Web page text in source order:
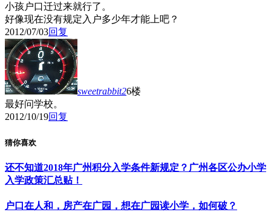
小孩户口迁过来就行了。
好像现在没有规定入户多少年才能上吧？
2012/07/03回复
sweetrabbit26楼
最好问学校。
2012/10/19回复
猜你喜欢
还不知道2018年广州积分入学条件新规定？广州各区公办小学
入学政策汇总贴！
户口在人和，房产在广园，想在广园读小学，如何破？